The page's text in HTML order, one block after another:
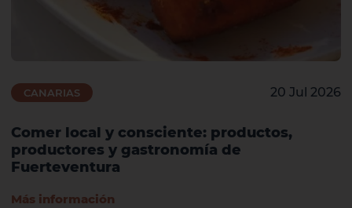
CANARIAS 20 Jul 2026
Comer local y consciente: productos,
productores y gastronomía de
Fuerteventura
Más información